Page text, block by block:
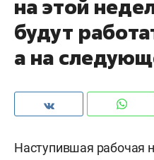
на этой
будут
а на
Наступившая рабочая